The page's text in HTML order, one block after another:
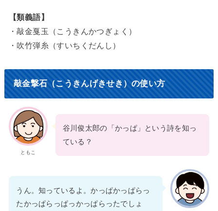
【類義語】
・敲金戛玉（こうきんかつぎょく）
・吹竹弾糸（すいちくだんし）
敲金撃石（こうきんげきせき）の使い方
ともこ
谷川俊太郎の「かっぱ」という詩を知っ
ている？
うん。知っているよ。かっぱかっぱらっ
たかっぱらっぱっかっぱらったでしょ